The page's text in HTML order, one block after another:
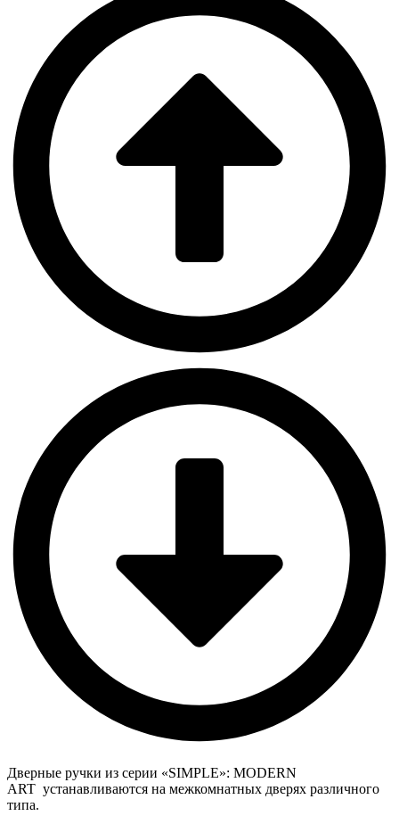
Дверные ручки из серии «SIMPLE»: MODERN
ART устанавливаются на межкомнатных дверях различного
типа.